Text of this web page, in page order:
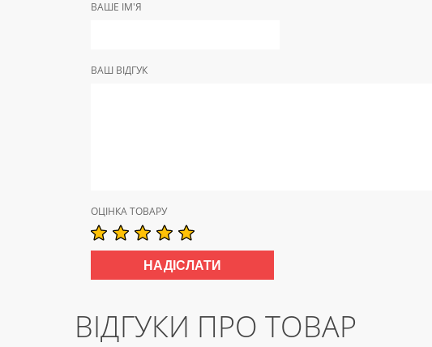
ВАШЕ ІМ'Я
ВАШ ВІДГУК
ОЦІНКА ТОВАРУ
ВІДГУКИ ПРО ТОВАР